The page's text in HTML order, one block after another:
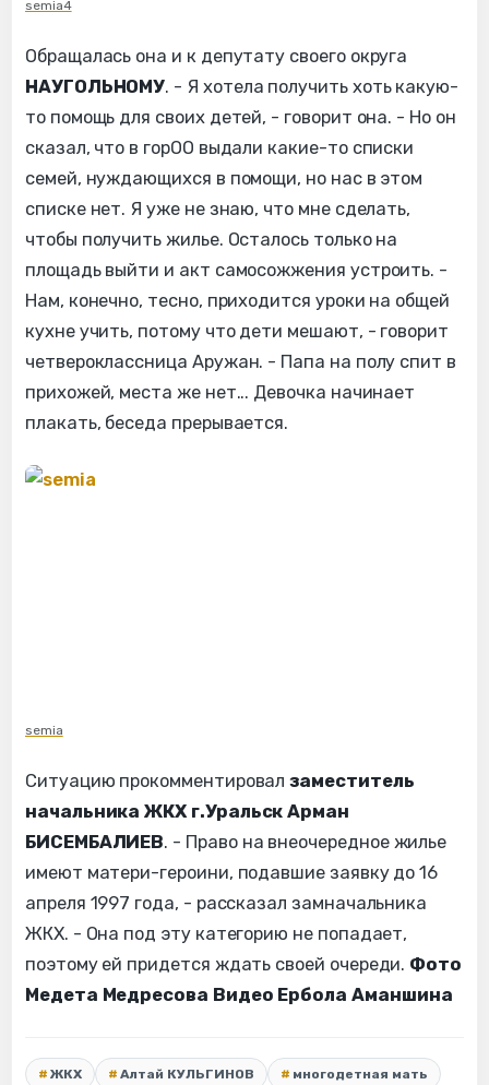
semia4
Обращалась она и к депутату своего округа
НАУГОЛЬНОМУ. - Я хотела получить хоть какую-
то помощь для своих детей, - говорит она. - Но он
сказал, что в горОО выдали какие-то списки
семей, нуждающихся в помощи, но нас в этом
списке нет. Я уже не знаю, что мне сделать,
чтобы получить жилье. Осталось только на
площадь выйти и акт самосожжения устроить. -
Нам, конечно, тесно, приходится уроки на общей
кухне учить, потому что дети мешают, - говорит
четвероклассница Аружан. - Папа на полу спит в
прихожей, места же нет... Девочка начинает
плакать, беседа прерывается.
semia
Ситуацию прокомментировалзаместитель
начальника ЖКХ г.Уральск Арман
БИСЕМБАЛИЕВ. - Право на внеочередное жилье
имеют матери-героини, подавшие заявку до 16
апреля 1997 года, - рассказал замначальника
ЖКХ. - Она под эту категорию не попадает,
поэтому ей придется ждать своей очереди. Фото
Медета Медресова Видео Ербола Аманшина
ЖКХ Алтай КУЛЬГИНОВ многодетная мать